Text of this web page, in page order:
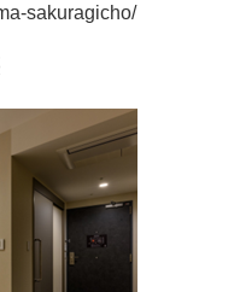
sakuragicho/